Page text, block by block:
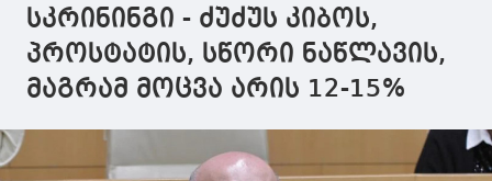
სკრინინგი - ძუძუს კიბოს,
პროსტატის, სწორი ნაწლავის,
მაგრამ მოცვა არის 12-15%